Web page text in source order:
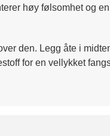
høy følsomhet og
den. Legg åte i
for en vellykket